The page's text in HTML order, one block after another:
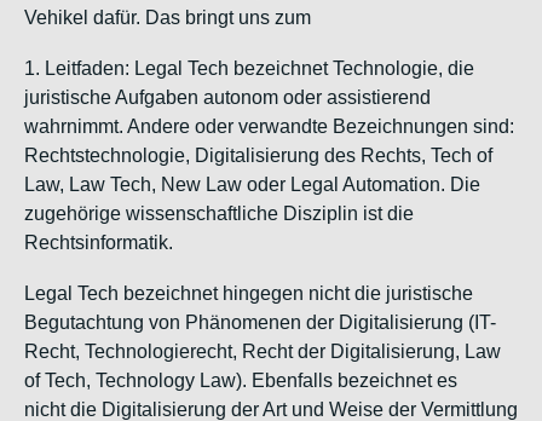
Vehikel dafür. Das bringt uns zum
1. Leitfaden: Legal Tech bezeichnet Technologie, die
juristische Aufgaben autonom oder assistierend
wahrnimmt. Andere oder verwandte Bezeichnungen sind:
Rechtstechnologie, Digitalisierung des Rechts, Tech of
Law, Law Tech, New Law oder Legal Automation. Die
zugehörige wissenschaftliche Disziplin ist die
Rechtsinformatik.
Legal Tech bezeichnet hingegen nichtdie juristische
Begutachtung von Phänomenen der Digitalisierung (IT-
Recht, Technologierecht, Recht der Digitalisierung, Law
of Tech, Technology Law). Ebenfalls bezeichnet es
nichtdie Digitalisierung der Art und Weise der Vermittlung